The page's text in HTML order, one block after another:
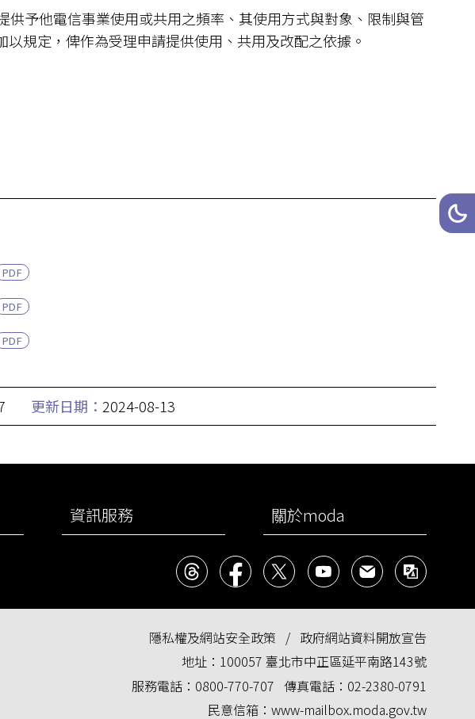
網站
深
予他電信事業使用或共用之頻率、其使用方式與對象、限制與管
規定，俾作為受理申請提供使用、共用及改配之依據。
PDF
PDF
PDF
更新日期： 2024-08-13
資訊服務 關於moda
Threadsfacebook
X YouTube民意信箱雙語
隱私權及網站安全政策
政府網站資料開放宣告
地址： 100057 臺北市中正區延平南路143號
服務電話： 0800-770-707 傳真電話： 02-2380-0791
民意信箱： www-mailbox.moda.gov.tw